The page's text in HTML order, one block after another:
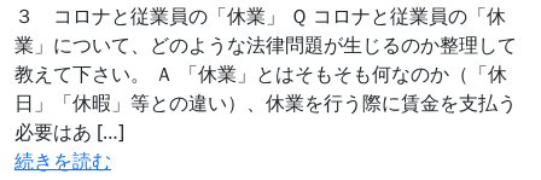
３ コロナと従業員の「休業」 Ｑ コロナと従業員の「休
業」について、どのような法律問題が生じるのか整理して
教えて下さい。 Ａ 「休業」とはそもそも何なのか（「休
日」「休暇」等との違い）、休業を行う際に賃金を支払う
必要はあ […]
続きを読む